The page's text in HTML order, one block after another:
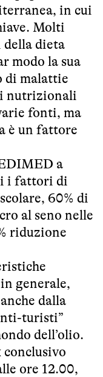
in cui
Molti
dieta
modo la sua
di malattie
nutrizionali
fonti, ma
è un fattore
a
i fattori di
60% di
al seno nelle
riduzione
generale,
dalla
turisti”
dell’olio.
ore 12.00,